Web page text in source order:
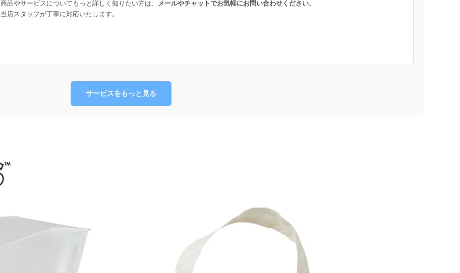
商品やサービスについてもっと詳しく知りたい方は、 メールやチャットでお気軽にお問い合わせください。
当店スタッフが丁寧に対応いたします。
サービスをもっと見る